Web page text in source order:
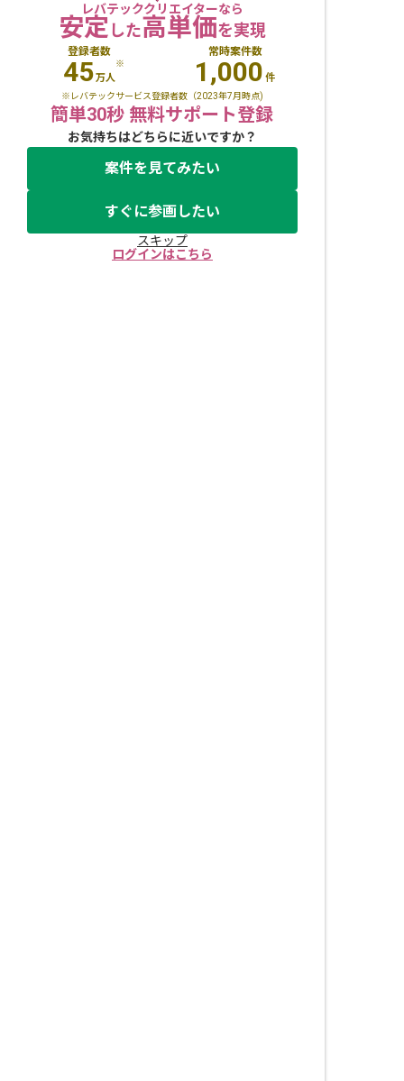
レバテッククリエイターなら
安定した高単価を実現
登録者数
45万人
※
常時案件数
1,000 件
※レバテックサービス登録者数（2023年7月時点)
簡単30秒 無料サポート登録
お気持ちはどちらに近いですか？
案件を見てみたい
すぐに参画したい
スキップ
ログインはこちら